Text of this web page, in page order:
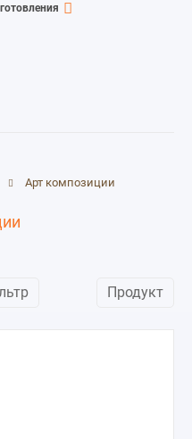
Арт композиции
Продукт